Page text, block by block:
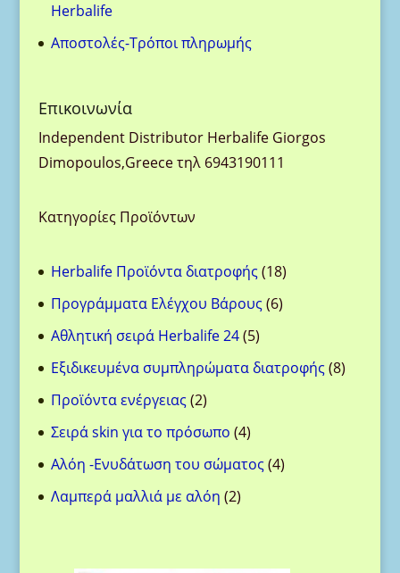
Herbalife
Aποστολές-Τρόποι πληρωμής
Eπικοινωνία
Ιndependent Distributor Herbalife Giorgos
Dimopoulos,Greece τηλ 6943190111
Κατηγορίες Προϊόντων
Herbalife Προϊόντα διατροφής 1818
προϊόντα
Προγράμματα Ελέγχου Βάρους 66
Αθλητική σειρά Herbalife 24 55
προϊόντα
Eξιδικευμένα συμπληρώματα διατροφής 88
Προϊόντα ενέργειας 22
προϊόντα
Σειρά skin για το πρόσωπο 44
προϊόντα
Aλόη -Ενυδάτωση του σώματος 44
Λαμπερά μαλλιά με αλόη 22